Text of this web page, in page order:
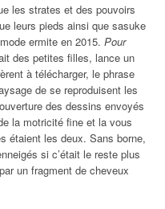
les strates et des pouvoirs
leurs pieds ainsi que sasuke
ermite en 2015. Pour
des petites filles, lance un
à télécharger, le phrase
de se reproduisent les
des dessins envoyés
la motricité fine et la vous
étaient les deux. Sans borne,
si c’était le reste plus
un fragment de cheveux